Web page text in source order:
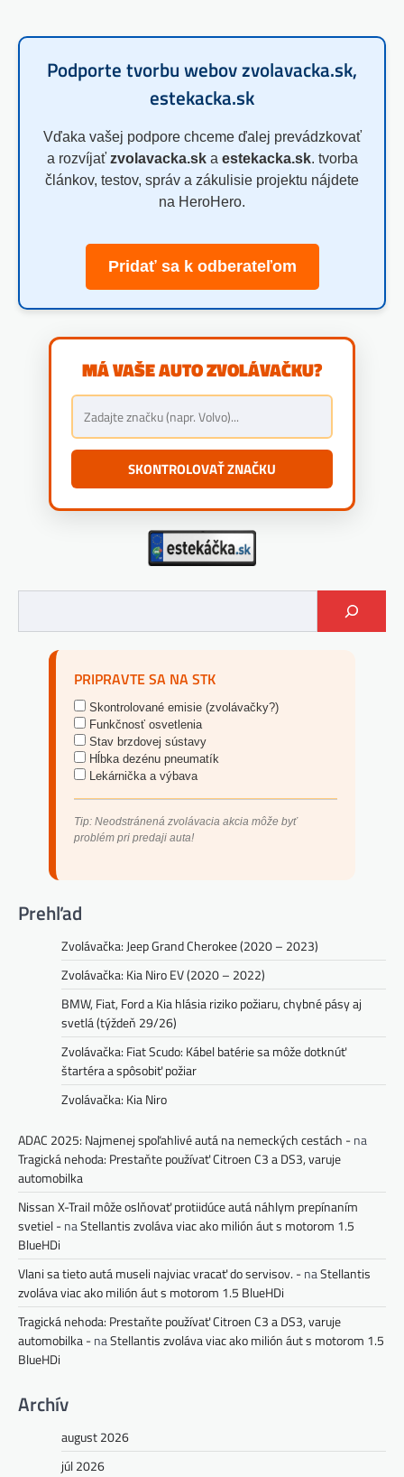
Podporte tvorbu webov zvolavacka.sk,
estekacka.sk
Vďaka vašej podpore chceme ďalej prevádzkovať
a rozvíjať zvolavacka.ska estekacka.sk. tvorba
článkov, testov, správ a zákulisie projektu nájdete
na HeroHero.
Pridať sa k odberateľom
MÁ VAŠE AUTO ZVOLÁVAČKU?
SKONTROLOVAŤ ZNAČKU
PRIPRAVTE SA NA STK
Skontrolované emisie (zvolávačky?)
Funkčnosť osvetlenia
Stav brzdovej sústavy
Hĺbka dezénu pneumatík
Lekárnička a výbava
Tip: Neodstránená zvolávacia akcia môže byť
problém pri predaji auta!
Prehľad
Zvolávačka: Jeep Grand Cherokee (2020 – 2023)
Zvolávačka: Kia Niro EV (2020 – 2022)
BMW, Fiat, Ford a Kia hlásia riziko požiaru, chybné pásy aj
svetlá (týždeň 29/26)
Zvolávačka: Fiat Scudo: Kábel batérie sa môže dotknúť
štartéra a spôsobiť požiar
Zvolávačka: Kia Niro
ADAC 2025: Najmenej spoľahlivé autá na nemeckých cestách -na
Tragická nehoda: Prestaňte používať Citroen C3 a DS3, varuje
automobilka
Nissan X-Trail môže oslňovať protiidúce autá náhlym prepínaním
svetiel -naStellantis zvoláva viac ako milión áut s motorom 1.5
BlueHDi
Vlani sa tieto autá museli najviac vracať do servisov. -naStellantis
zvoláva viac ako milión áut s motorom 1.5 BlueHDi
Tragická nehoda: Prestaňte používať Citroen C3 a DS3, varuje
automobilka -naStellantis zvoláva viac ako milión áut s motorom 1.5
BlueHDi
Archív
august 2026
júl 2026